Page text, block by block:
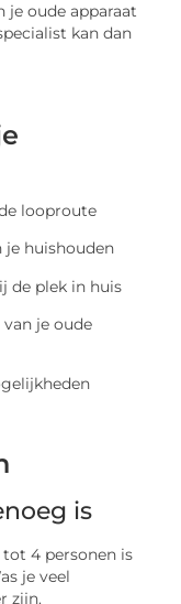
je oude apparaat
kan dan
looproute
je huishouden
de plek in huis
je oude
is
tot 4 personen is
je veel
zijn.